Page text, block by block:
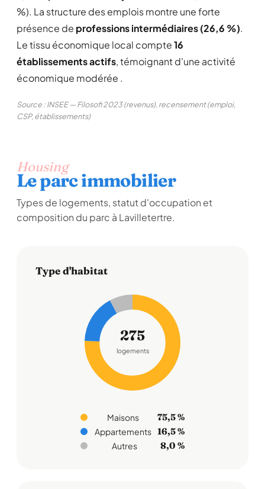
%). La structure des emplois montre une forte
présence de professions intermédiaires (26,6 %).
Le tissu économique local compte16
établissements actifs, témoignant d'une activité
économique modérée .
Source : INSEE — Filosofi 2023 (revenus), recensement (emploi,
CSP, établissements)
Housing
Le parc immobilier
Types de logements, statut d'occupation et
composition du parc à Lavilletertre.
Type d'habitat
275
logements
Maisons 75,5 %
Appartements 16,5 %
Autres 8,0 %